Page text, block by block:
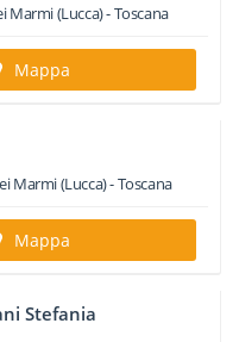
Marmi(Lucca) -Toscana
Mappa
Marmi(Lucca) -Toscana
Mappa
Stefania